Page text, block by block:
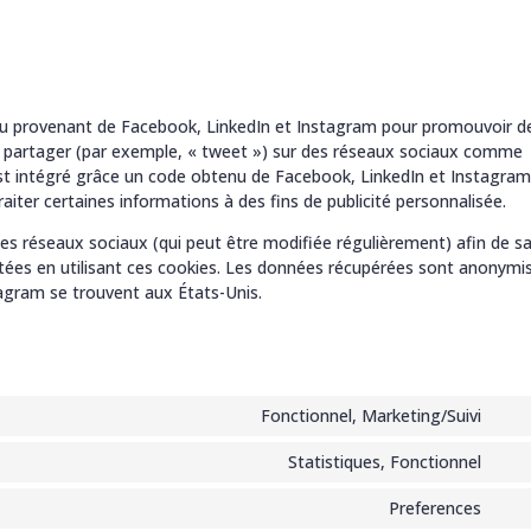
provenant de Facebook, LinkedIn et Instagram pour promouvoir
(par exemple, « tweet ») sur des réseaux sociaux comme
intégré grâce un code obtenu de Facebook, LinkedIn et
certaines informations à des fins de publicité personnalisée.
réseaux sociaux (qui peut être modifiée régulièrement) afin de
en utilisant ces cookies. Les données récupérées sont
se trouvent aux États-Unis.
Fonctionnel, Marketing/Suivi
Statistiques, Fonctionnel
Preferences